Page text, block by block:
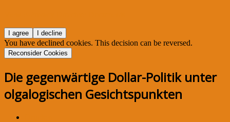
I agree I decline
You have declined cookies. This decision can be reversed.
Reconsider Cookies
Die gegenwärtige Dollar-Politik unter
olgalogischen Gesichtspunkten